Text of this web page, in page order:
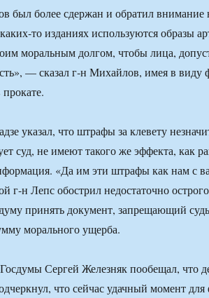
был более сдержан и обратил внимание
то изданиях используются образы
моральным долгом, чтобы лица,
— сказал г‑н Михайлов, имея в
указал, что штрафы за клевету
суд, не имеют такого же эффекта, как
«Да им эти штрафы как нам с
г-н Лепс обострил недостаточно
принять документ, запрещающий
морального ущерба.
Сергей Железняк пообещал, что
что сейчас удачный момент